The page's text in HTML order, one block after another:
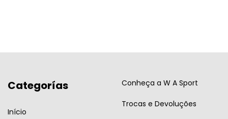
Categorías
Início
Conheça a W A Sport
Trocas e Devoluções